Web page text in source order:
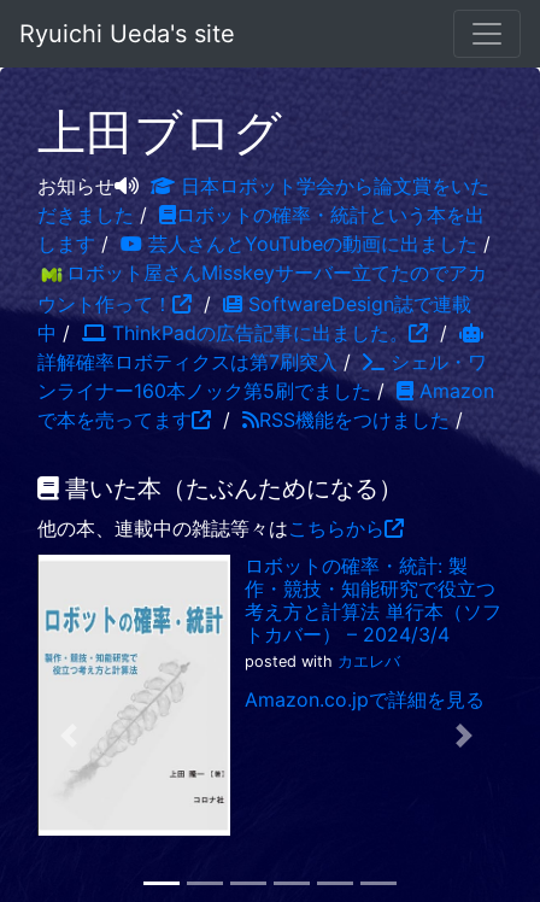
Ryuichi Ueda's site
上田ブログ
お知らせ
日本ロボット学会から論文賞をいた
だきました /
ロボットの確率・統計という本を出
します / 芸人さんとYouTubeの動画に出ました /
ロボット屋さんMisskeyサーバー立てたのでアカ
ウント作って！
/
SoftwareDesign誌で連載
中 / ThinkPadの広告記事に出ました。
/
詳解確率ロボティクスは第7刷突入 /
シェル・ワ
ンライナー160本ノック第5刷でました/
Amazon
で本を売ってます
/ RSS機能をつけました /
書いた本（たぶんためになる）
他の本、連載中の雑誌等々はこちらから
ロボットの確率・統計: 製
作・競技・知能研究で役立つ
考え方と計算法 単行本（ソフ
トカバー） – 2024/3/4
posted with カエレバ
Amazon.co.jpで詳細を見る
Previous Next